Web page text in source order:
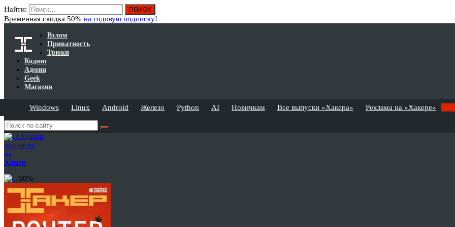
Найти:
Временная скидка 50% на годовую подписку!
Взлом
Приватность
Трюки
Кодинг
Админ
Geek
Магазин
Windows Linux Android Железо Python AI Новичкам Все выпуски «Хакера» Реклама на «Хакере»
Годовая
подписка
на
Хакер
-50%